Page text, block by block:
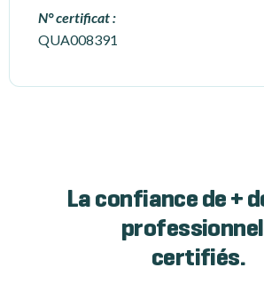
N° certificat :
QUA008391
La confiance de +
certifiés.